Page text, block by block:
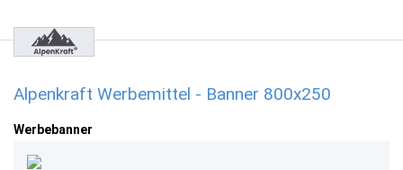
Alpenkraft Werbemittel - Banner 800x250
Werbebanner